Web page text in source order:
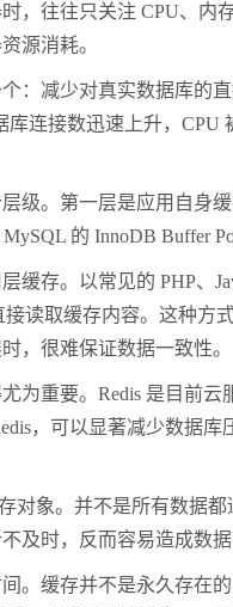
，往往只关注 CPU、
源消耗。
减少对真实数据库的直
连接数迅速上升，
。第一层是应用自身缓
的 InnoDB Buffer
存。以常见的 PHP、
读取缓存内容。这种
，很难保证数据一致性。
重要。Redis 是目前云
，可以显著减少数据
象。并不是所有数据都
及时，反而容易造成数
缓存并不是永久存在